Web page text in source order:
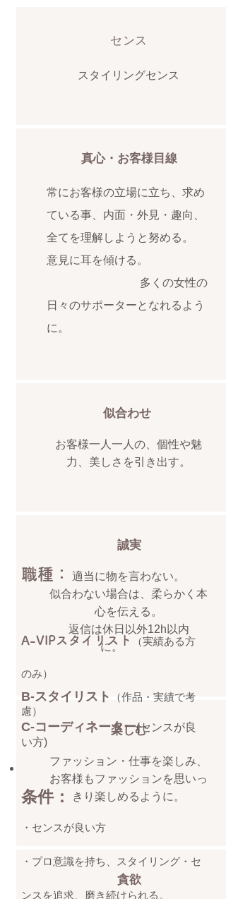
​センス
​スタイリングセンス
真心・お客様目線
常にお客様の立場に立ち、求め
ている事、内面・外見・趣向、
全てを理解しようと努める。
​意見に耳を傾ける。
多くの女性の
日々のサポーターとなれるよう
に。
似合わせ
お客様一人一人の、個性や魅
力、美しさを引き出す。
​誠実
適当に物を言わない。
似合わない場合は、柔らかく本
心を伝える。
返信は休日以外12h以内
に。
​楽しむ
ファッション・仕事を楽しみ、
お客様もファッションを思いっ
きり楽しめるように。
​貪欲
職種：
A-VIPスタイリスト （実績ある方
のみ）
B-スタイリスト
（作品・実績で考
慮）
C-コーディネーター(センスが良
い方)
条件：
・センスが良い方
・プロ意識を持ち、スタイリング・セ
ンスを追求、磨き続けられる。